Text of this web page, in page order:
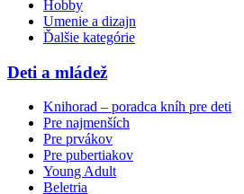
Hobby
Umenie a dizajn
Ďalšie kategórie
Deti a mládež
Knihorad – poradca kníh pre deti
Pre najmenších
Pre prvákov
Pre pubertiakov
Young Adult
Beletria